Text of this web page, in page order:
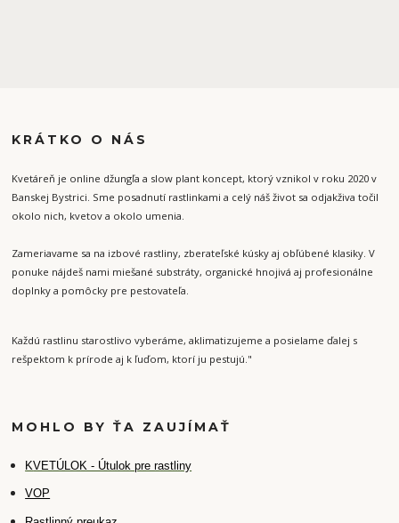
KRÁTKO O NÁS
Kvetáreň je online džungľa a slow plant koncept, ktorý vznikol v roku 2020 v
Banskej Bystrici. Sme posadnutí rastlinkami a celý náš život sa odjakživa točil
okolo nich, kvetov a okolo umenia.
Zameriavame sa na izbové rastliny, zberateľské kúsky aj obľúbené klasiky. V
ponuke nájdeš nami miešané substráty, organické hnojivá aj profesionálne
doplnky a pomôcky pre pestovateľa.
Každú rastlinu starostlivo vyberáme, aklimatizujeme a posielame ďalej s
rešpektom k prírode aj k ľuďom, ktorí ju pestujú."
MOHLO BY ŤA ZAUJÍMAŤ
KVETÚLOK - Útulok pre rastliny
VOP